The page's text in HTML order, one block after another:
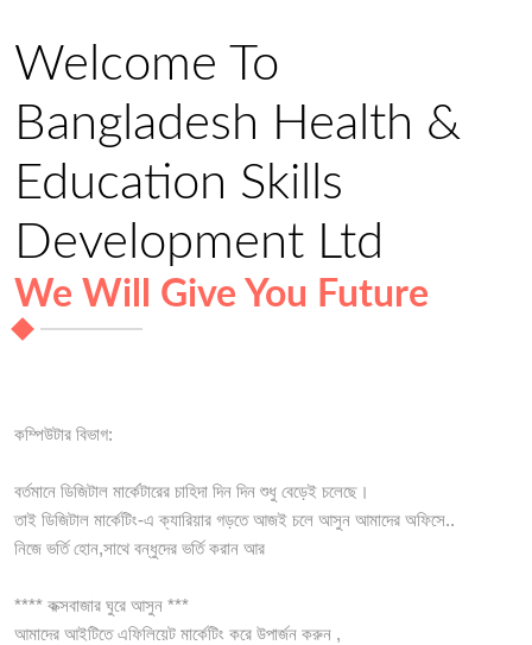
Welcome To
Bangladesh Health &
Education Skills
Development Ltd
We Will Give You Future
কম্পিউটার বিভাগ:
বর্তমানে ডিজিটাল মার্কেটারের চাহিদা দিন দিন শুধু বেড়েই চলেছে।
তাই ডিজিটাল মার্কেটিং-এ ক্যারিয়ার গড়তে আজই চলে আসুন আমাদের অফিসে..
নিজে ভর্তি হোন,সাথে বন্ধুদের ভর্তি করান আর
**** কক্সবাজার ঘুরে আসুন ***
আমাদের আইটিতে এফিলিয়েট মার্কেটিং করে উপার্জন করুন ,